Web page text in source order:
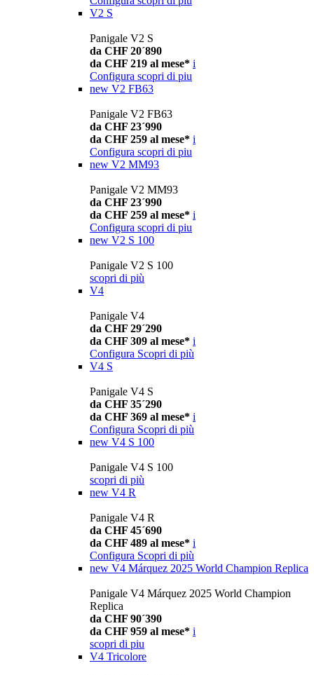
V2 S
Panigale V2 S
da CHF 20´890
da CHF 219 al mese* i
Configura scopri di piu
new V2 FB63
Panigale V2 FB63
da CHF 23´990
da CHF 259 al mese* i
Configura scopri di piu
new V2 MM93
Panigale V2 MM93
da CHF 23´990
da CHF 259 al mese* i
Configura scopri di piu
new V2 S 100
Panigale V2 S 100
scopri di più
V4
Panigale V4
da CHF 29´290
da CHF 309 al mese* i
Configura Scopri di più
V4 S
Panigale V4 S
da CHF 35´290
da CHF 369 al mese* i
Configura Scopri di più
new V4 S 100
Panigale V4 S 100
scopri di più
new V4 R
Panigale V4 R
da CHF 45´690
da CHF 489 al mese* i
Configura Scopri di più
new V4 Márquez 2025 World Champion Replica
Panigale V4 Márquez 2025 World Champion
Replica
da CHF 90´390
da CHF 959 al mese* i
scopri di piu
V4 Tricolore